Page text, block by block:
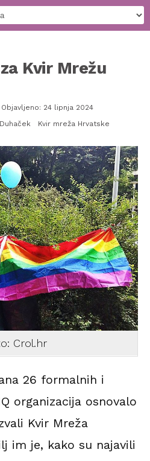
Kvir Mrežu
Objavljeno: 24 lipnja 2024
Kvir mreža Hrvatske
Crol.hr
26 formalnih i
organizacija osnovalo
Kvir Mreža
im je, kako su najavili